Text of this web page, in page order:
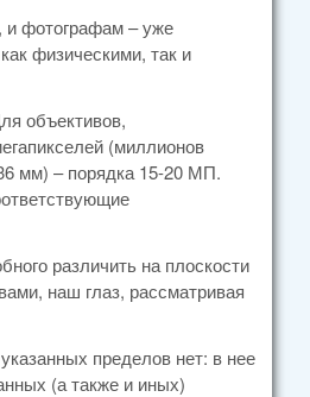
и фотографам – уже
физическими, так и
объективов,
(миллионов
мм) – порядка 15-20 МП.
различить на плоскости
наш глаз, рассматривая
пределов нет: в нее
(а также и иных)